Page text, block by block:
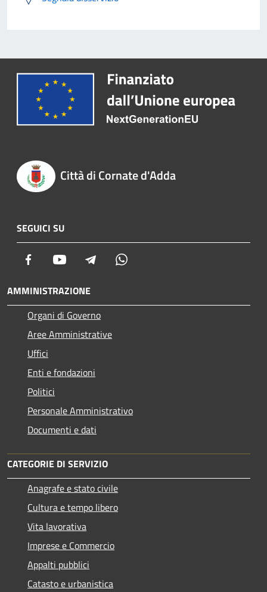
Città di Cornate d'Adda
SEGUICI SU
Facebook Youtube Telegram
AMMINISTRAZIONE
Organi di Governo
Aree Amministrative
Uffici
Enti e fondazioni
Politici
Personale Amministrativo
Documenti e dati
CATEGORIE DI SERVIZIO
Anagrafe e stato civile
Cultura e tempo libero
Vita lavorativa
Imprese e Commercio
Appalti pubblici
Catasto e urbanistica